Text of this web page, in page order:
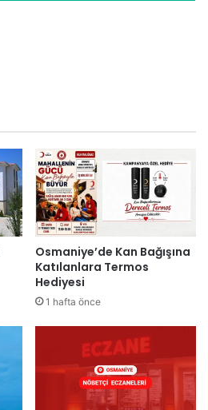
Osmaniye’de Kan Bağışına
Katılanlara Termos
Hediyesi
1 hafta önce